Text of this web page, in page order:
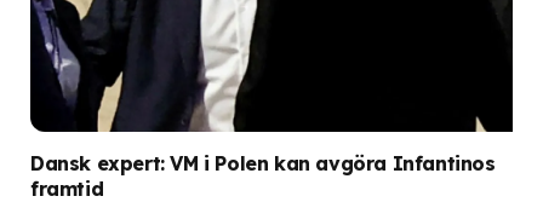
Dansk expert: VM i Polen kan avgöra Infantinos
framtid